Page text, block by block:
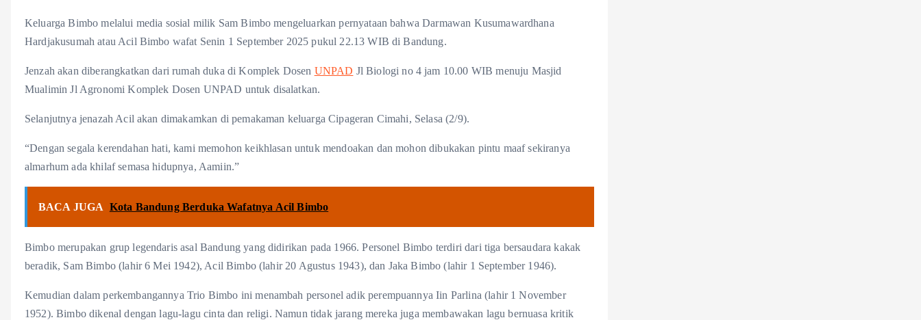
Keluarga Bimbo melalui media sosial milik Sam Bimbo mengeluarkan pernyataan bahwa Darmawan Kusumawardhana
Hardjakusumah atau Acil Bimbo wafat Senin 1 September 2025 pukul 22.13 WIB di Bandung.
Jenzah akan diberangkatkan dari rumah duka di Komplek Dosen UNPAD Jl Biologi no 4 jam 10.00 WIB menuju Masjid
Mualimin Jl Agronomi Komplek Dosen UNPAD untuk disalatkan.
Selanjutnya jenazah Acil akan dimakamkan di pemakaman keluarga Cipageran Cimahi, Selasa (2/9).
“Dengan segala kerendahan hati, kami memohon keikhlasan untuk mendoakan dan mohon dibukakan pintu maaf sekiranya
almarhum ada khilaf semasa hidupnya, Aamiin.”
BACA JUGA Kota Bandung Berduka Wafatnya Acil Bimbo
Bimbo merupakan grup legendaris asal Bandung yang didirikan pada 1966. Personel Bimbo terdiri dari tiga bersaudara kakak
beradik, Sam Bimbo (lahir 6 Mei 1942), Acil Bimbo (lahir 20 Agustus 1943), dan Jaka Bimbo (lahir 1 September 1946).
Kemudian dalam perkembangannya Trio Bimbo ini menambah personel adik perempuannya Iin Parlina (lahir 1 November
1952). Bimbo dikenal dengan lagu-lagu cinta dan religi. Namun tidak jarang mereka juga membawakan lagu bernuasa kritik